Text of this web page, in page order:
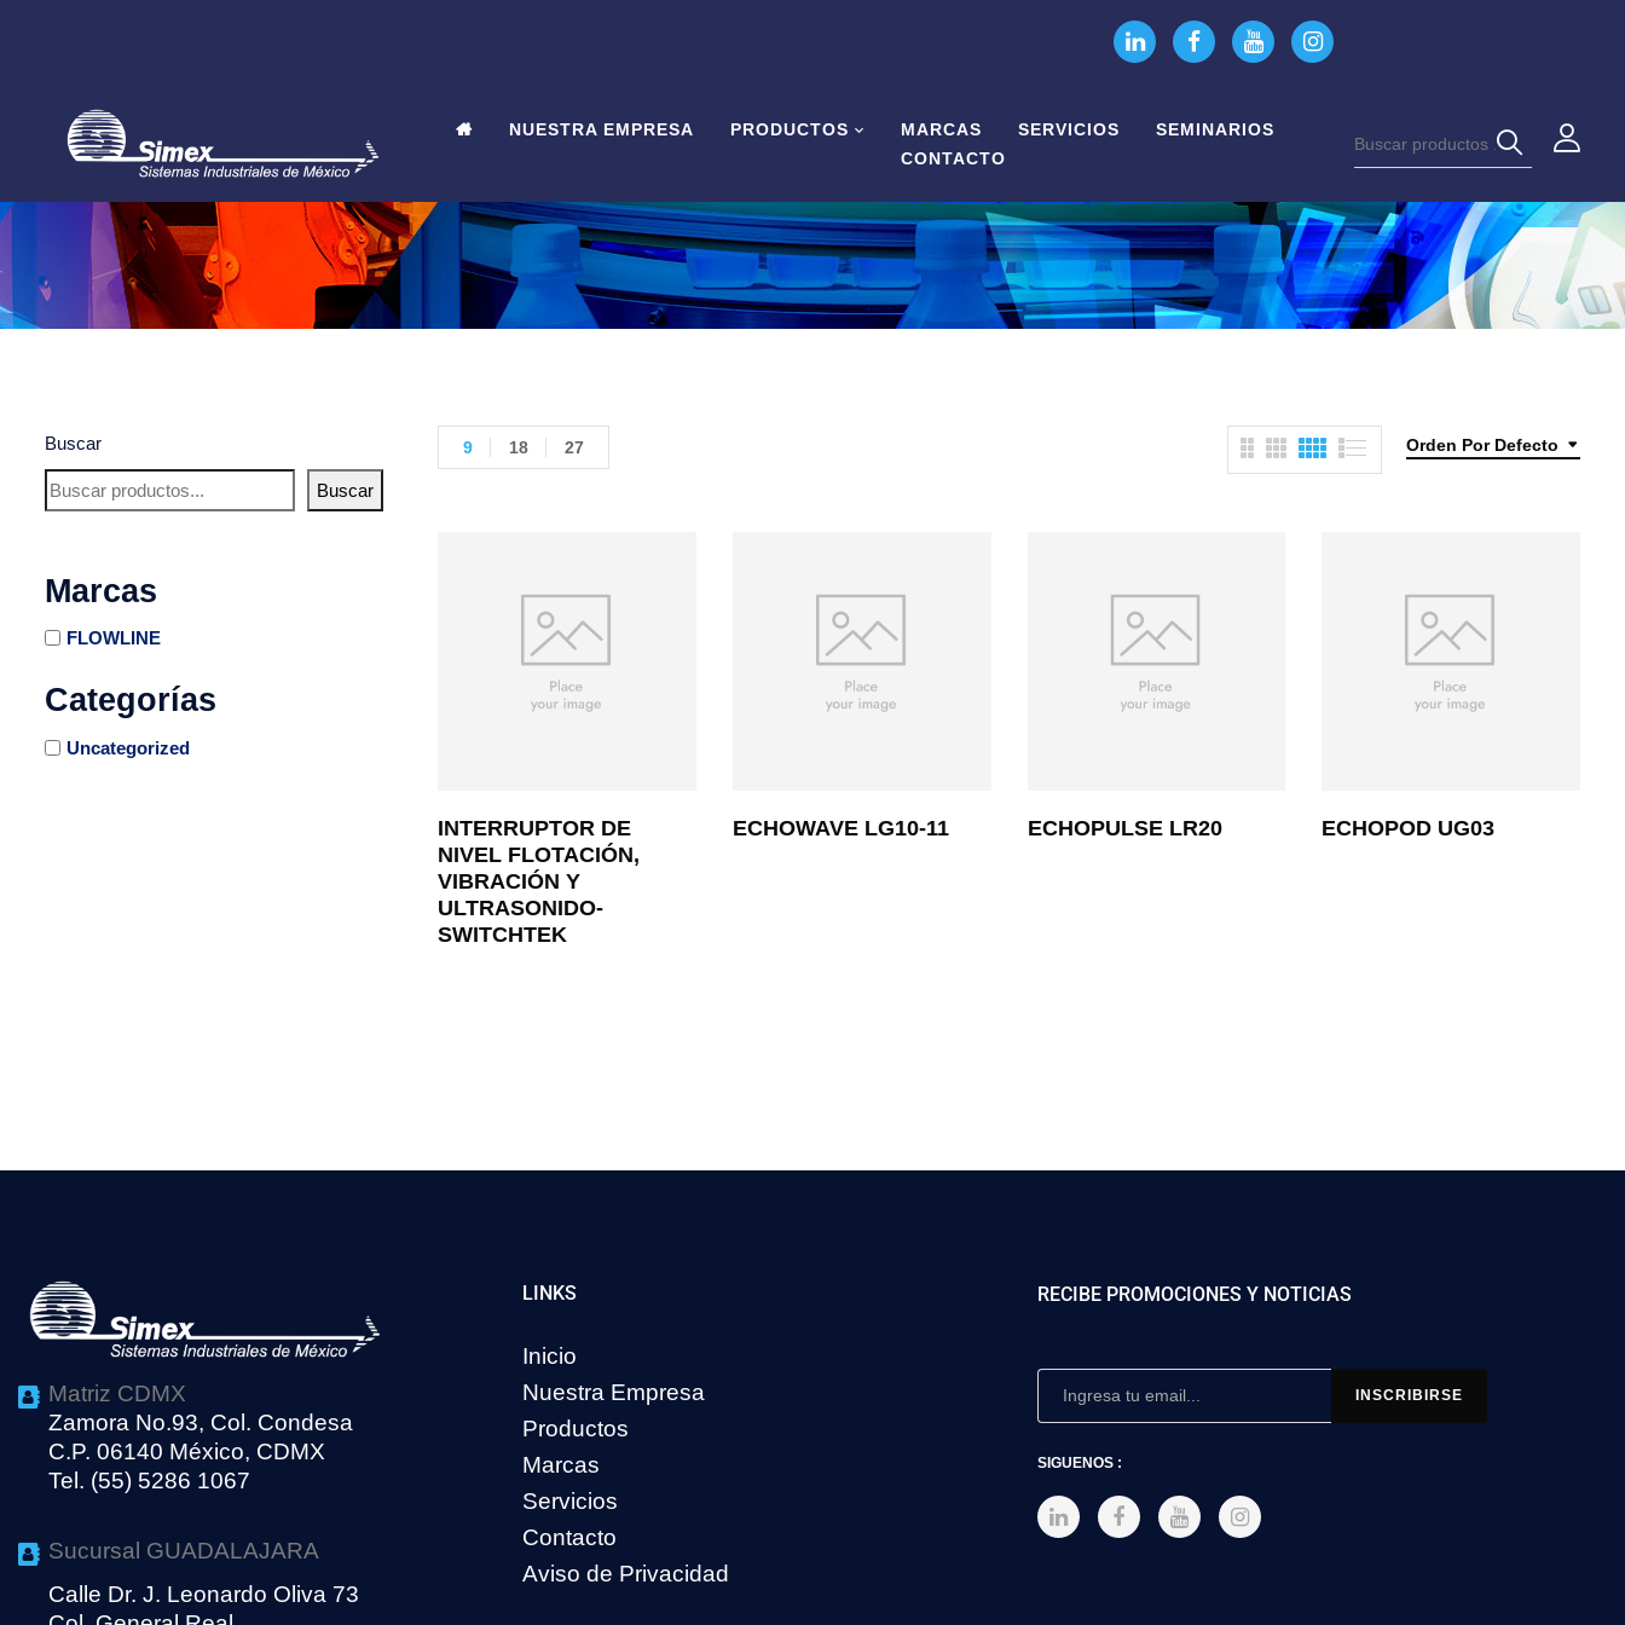
NUESTRA EMPRESA PRODUCTOS MARCAS SERVICIOS
SEMINARIOS
CONTACTO
Buscar
Buscar
Marcas
FLOWLINE
Categorías
Uncategorized
Orden Por Defecto
9 18 27
INTERRUPTOR DE
NIVEL FLOTACIÓN,
VIBRACIÓN Y
ULTRASONIDO-
SWITCHTEK
ECHOWAVE LG10-11 ECHOPULSE LR20 ECHOPOD UG03
Matriz CDMX
Zamora No.93, Col. Condesa
C.P. 06140 México, CDMX
Tel. (55) 5286 1067
Sucursal GUADALAJARA
Calle Dr. J. Leonardo Oliva 73
LINKS
Inicio
Nuestra Empresa
Productos
Marcas
Servicios
Contacto
Aviso de Privacidad
RECIBE PROMOCIONES Y NOTICIAS
SIGUENOS :